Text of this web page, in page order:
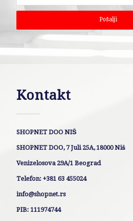
Kontakt
SHOPNET DOO NIŠ
SHOPNET DOO, 7 Juli 25A, 18000 Niš
Venizelosova 29A/1 Beograd
Telefon: +381 63 455024
info@shopnet.rs
PIB: 111974744